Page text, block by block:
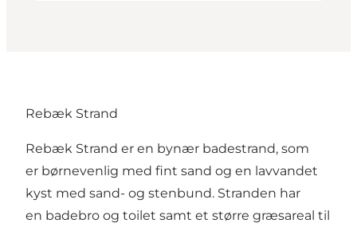
Rebæk Strand
Rebæk Strand er en bynær badestrand, som
er børnevenlig med fint sand og en lavvandet
kyst med sand- og stenbund. Stranden har
en badebro og toilet samt et større græsareal til